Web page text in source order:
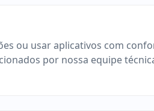
ou usar aplicativos com
por nossa equipe